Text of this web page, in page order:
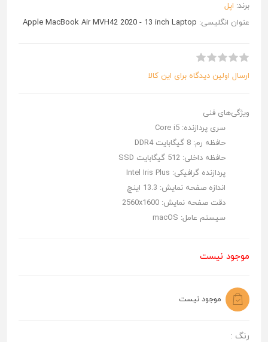
برند: اپل
عنوان انگلیسی: Apple MacBook Air MVH42 2020 - 13 inch Laptop
ارسال اولین دیدگاه برای این کالا
ویژگی‌های فنی
سری پردازنده: Core i5
حافظه رم: 8 گیگابایت DDR4
حافظه داخلی: 512 گیگابایت SSD
پردازنده گرافیکی: Intel Iris Plus
اندازه صفحه نمایش: 13.3 اینچ
دقت صفحه نمایش: 2560x1600
سیستم عامل: macOS
موجود نیست
موجود نیست
رنگ :